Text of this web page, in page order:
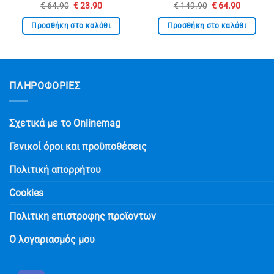
€64.90 Original
was:
€ 64.90.
€23.90Η
τιμή
είναι:
Προσθήκη στο καλάθι
€149.90 Original
was:
€ 149.90.
€ 64.90Η
τιμή
είναι:
Προσθήκη στο καλάθι
ΠΛΗΡΟΦΟΡΙΕΣ
Σχετικά με το Onlinemag
Γενικοί όροι και προϋποθέσεις
Πολιτική απορρήτου
Cookies
Πολιτικη επιστροφης προϊοντων
Ο λογαριασμός μου